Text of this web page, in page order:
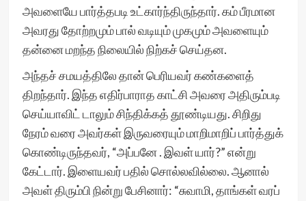
அவளையே பார்த்தபடி உட்கார்ந்திருந்தார். கம் பீரமான
அவரது தோற்றமும் பால் வடியும் முகமும் அவளையும்
தன்னை மறந்த நிலையில் நிற்கச் செய்தன.
அந்தச் சமயத்திலே தான் பெரியவர் கண்களைத்
திறந்தார். இந்த எதிர்பாராத காட்சி அவரை அதிரும்படி
செய்யாவிட் டாலும் சிந்திக்கத் தூண்டியது. சிறிது
நேரம் வரை அவர்கள் இருவரையும் மாறிமாறிப் பார்த்துக்
கொண்டிருந்தவர், “அப்பனே . இவள் யார்?” என்று
கேட்டார். இளையவர் பதில் சொல்லவில்லை. ஆனால்
அவள் திரும்பி நின்று பேசினார்: “சுவாமி, தாங்கள் வரப்